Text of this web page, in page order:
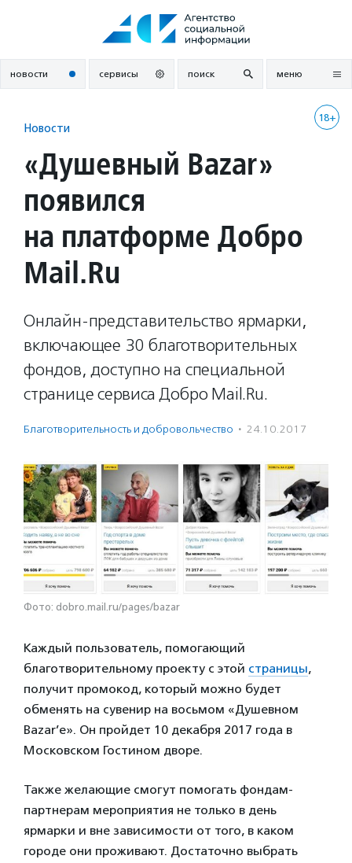
новости сервисы поиск меню
18+
Новости
«Душевный Bazar»
появился
на платформе Добро
Mail.Ru
Онлайн-представительство ярмарки,
включающее 30 благотворительных
фондов, доступно на специальной
странице сервиса Добро Mail.Ru.
Благотвори­тель­ность и доброволь­чест­во · 24.10.2017
Фото: dobro.mail.ru/pages/bazar
Каждый пользователь, помогающий
благотворительному проекту с этой страницы,
получит промокод, который можно будет
обменять на сувенир на восьмом «Душевном
Bazar’е». Он пройдет 10 декабря 2017 года в
Московском Гостином дворе.
Также желающие смогут помогать фондам-
партнерам мероприятия не только в день
ярмарки и вне зависимости от того, в каком
городе они проживают. Достаточно выбрать